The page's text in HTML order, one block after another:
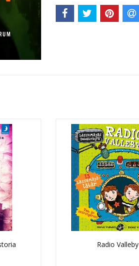
Radio Valleby